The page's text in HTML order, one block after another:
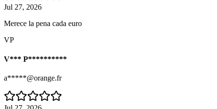
Jul 27, 2026
Merece la pena cada euro
VP
V*** P**********
a*****@orange.fr